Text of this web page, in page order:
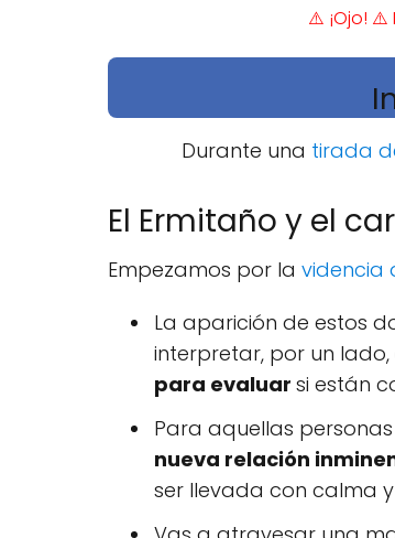
⚠️ ¡Ojo! ⚠️
Durante una tirada
El Ermitaño y el
Empezamos por la videncia
La aparición de estos
interpretar, por un lado,
para evaluar si están
Para aquellas
nueva relación
ser llevada con calma